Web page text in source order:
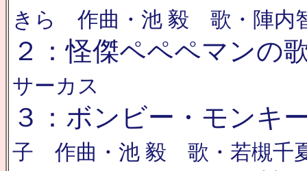
きら 作曲・池 毅 歌・陣内
２：怪傑ペペペマンの
サーカス
３：ボンビー・モンキ
子 作曲・池 毅 歌・若槻千